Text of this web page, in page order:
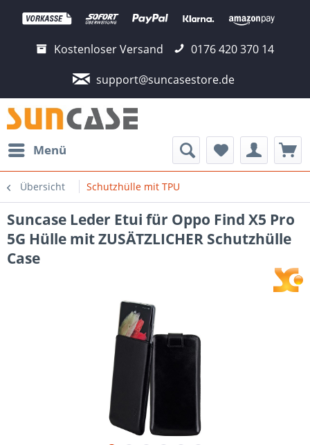
Kostenloser Versand
0176 420 370 14
support@suncasestore.de
Menü
Übersicht Schutzhülle mit TPU
Suncase Leder Etui für Oppo Find X5 Pro
5G Hülle mit ZUSÄTZLICHER Schutzhülle
Case